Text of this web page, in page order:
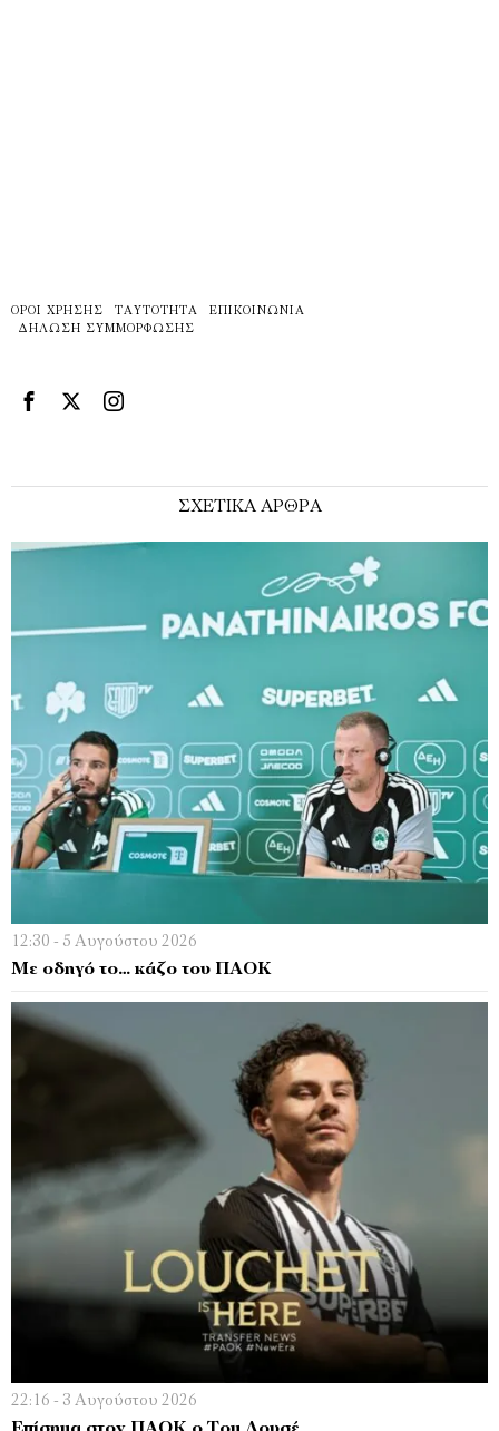
ΌΡΟΙ ΧΡΉΣΗΣ ΤΑΥΤΌΤΗΤΑ
ΕΠΙΚΟΙΝΩΝΊΑ
ΔΉΛΩΣΗ ΣΥΜΜΌΡΦΩΣΗΣ
ΣΧΕΤΙΚΑ ΑΡΘΡΑ
12:30 - 5 Αυγούστου 2026
Με οδηγό το… κάζο του ΠΑΟΚ
22:16 - 3 Αυγούστου 2026